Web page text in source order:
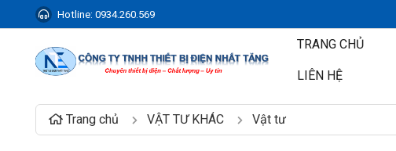
Hotline: 0934.260.569
TRANG CHỦ
LIÊN HỆ
Trang chủ VẬT TƯ KHÁC Vật tư